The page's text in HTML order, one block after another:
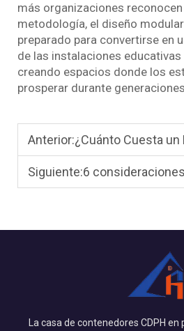
más organizaciones
metodología, el diseño
preparado para convertirse en
de las instalaciones
creando espacios donde los
prosperar durante
Anterior:¿Cuánto Cuesta un Hospital
Siguiente:6 consideraciones clave para el
La casa de contenedores CDPH